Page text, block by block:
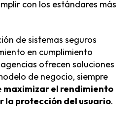
con los estándares más
de sistemas seguros
en cumplimiento
ofrecen soluciones
de negocio, siempre
maximizar el rendimiento
la protección del usuario.